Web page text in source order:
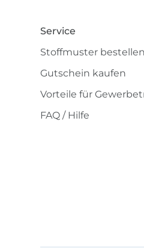
Service
Stoffmuster bestellen
Gutschein kaufen
Vorteile für
FAQ / Hilfe